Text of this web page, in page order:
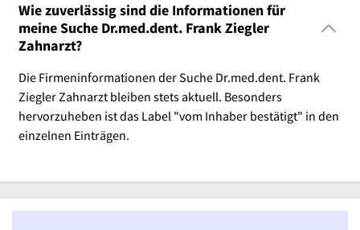
Wie zuverlässig sind die Informationen für
meine Suche Dr.med.dent. Frank Ziegler
Zahnarzt?
Die Firmeninformationen der Suche Dr.med.dent. Frank
Ziegler Zahnarzt bleiben stets aktuell. Besonders
hervorzuheben ist das Label "vom Inhaber bestätigt" in den
einzelnen Einträgen.